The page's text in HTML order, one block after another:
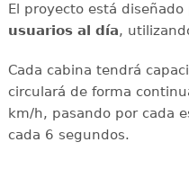
El proyecto está
usuarios al día,
Cada cabina tendrá
circulará de forma
km/h, pasando por cada
cada 6 segundos.